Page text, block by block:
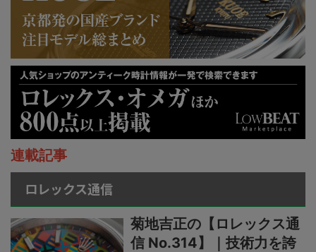
連載記事
ロレックス通信
菊地吉正の【ロレックス通
信 No.314】｜技術力を誇